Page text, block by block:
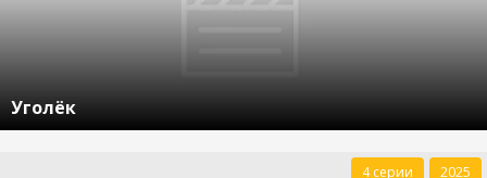
Уголёк
4 серии 2025